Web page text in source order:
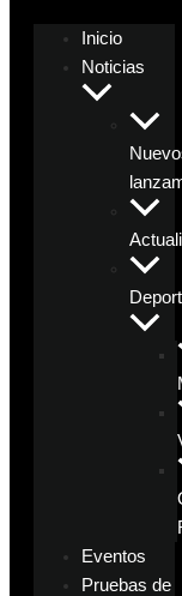
Inicio
Noticias
Eventos
Pruebas de